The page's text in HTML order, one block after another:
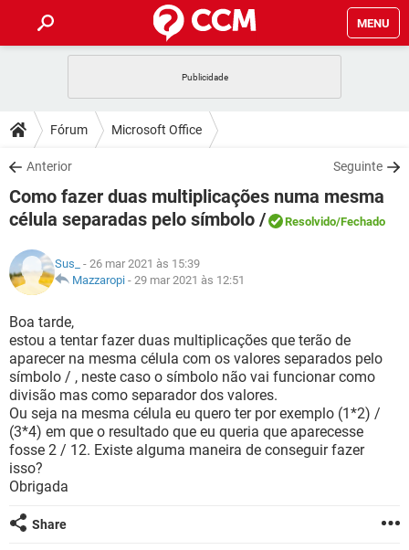
MENU
CELULAR
OUTLOOK
INSTAGRAM GMAIL
GUIA DE COMPRAS
DICAS
JOGOS
OUTLOOK EXCEL
GUIA DE COMPRAS
DOWNLOADS
JOGOS WHATSAPP
CELULAR FACEBOOK
OUTLOOK
INSTAGRAM
GUIA DE COMPRAS
FÓRUM
CELULAR FACEBOOK
INSTAGRAM GMAIL
GUIA DE COMPRAS
GLOSSÁRIO
JOGOS
CELULAR
OUTLOOK EXCEL
INSTAGRAM GMAIL
GUIA DE COMPRAS
Fórum Microsoft Office
Anterior Seguinte
Como fazer duas multiplicações numa mesma
célula separadas pelo símbolo /
Resolvido/Fechado
Sus_
- 26 mar 2021 às 15:39
Mazzaropi - 29 mar 2021 às 12:51
Boa tarde,
estou a tentar fazer duas multiplicações que terão de
aparecer na mesma célula com os valores separados pelo
símbolo / , neste caso o símbolo não vai funcionar como
divisão mas como separador dos valores.
Ou seja na mesma célula eu quero ter por exemplo (1*2) /
(3*4) em que o resultado que eu queria que aparecesse
fosse 2 / 12. Existe alguma maneira de conseguir fazer
isso?
Obrigada
Share